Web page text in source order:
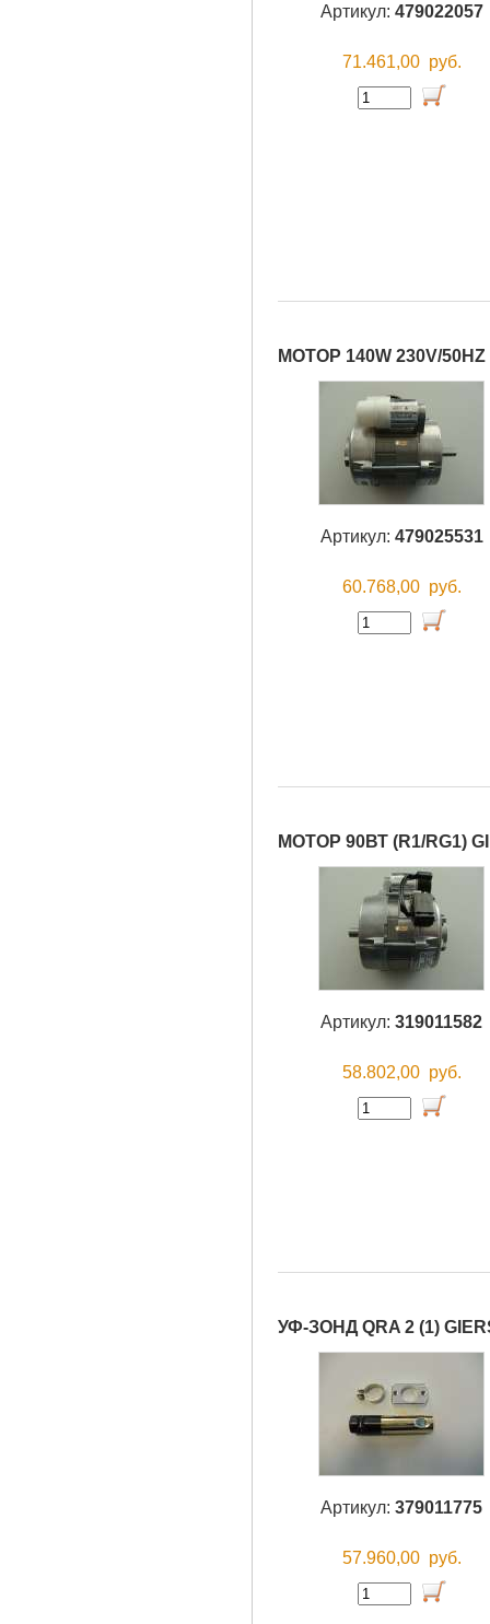
Артикул: 479022057
71.461,00 руб.
МОТОР 140W 230V/50HZ
Артикул: 479025531
60.768,00 руб.
МОТОР 90ВТ (R1/RG1)
Артикул: 319011582
58.802,00 руб.
УФ-ЗОНД QRA 2 (1)
Артикул: 379011775
57.960,00 руб.